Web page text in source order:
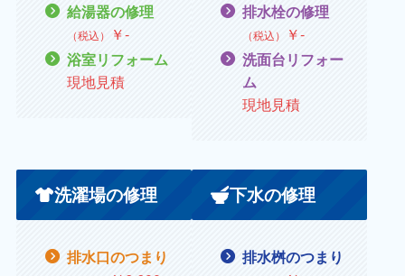
給湯器の修理
（税込） ￥‐
浴室リフォーム
現地見積
排水栓の修理
（税込） ￥‐
洗面台リフォー
ム
現地見積
洗濯場の修理
排水口のつまり
下水の修理
排水桝のつまり